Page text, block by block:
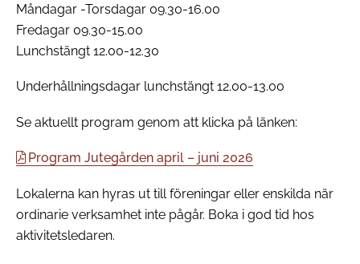
Måndagar -Torsdagar 09.30-16.00
Fredagar 09.30-15.00
Lunchstängt 12.00-12.30
Underhållningsdagar lunchstängt 12.00-13.00
Se aktuellt program genom att klicka på länken:
Program Jutegården april – juni 2026
Lokalerna kan hyras ut till föreningar eller enskilda när
ordinarie verksamhet inte pågår. Boka i god tid hos
aktivitetsledaren.